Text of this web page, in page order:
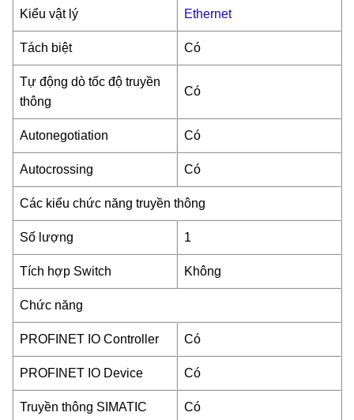
Kiểu vật lý Ethernet
Tách biệt Có
Tự động dò tốc độ truyền
thông
Có
Autonegotiation Có
Autocrossing Có
Các kiểu chức năng truyền thông
Số lượng 1
Tích hợp Switch Không
Chức năng
PROFINET IO Controller Có
PROFINET IO Device Có
Truyền thông SIMATIC Có